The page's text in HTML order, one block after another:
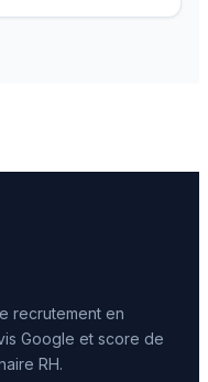
recrutement en
Google et score de
RH.